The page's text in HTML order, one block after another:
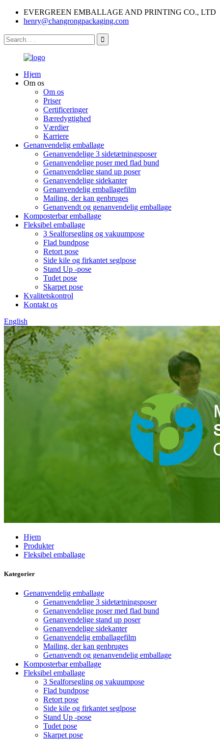
EVERGREEN EMBALLAGE AND PRINTING CO., LTD
henry@changrongpackaging.com
Hjem
Om os
Om os
Priser
Certificeringer
Bæredygtighed
Værdier
Karriere
Genanvendelig emballage
Genanvendelige 3 sidetætningsposer
Genanvendelige poser med flad bund
Genanvendelige stand up poser
Genanvendelige sidekanter
Genanvendelig emballagefilm
Mailing, der kan genbruges
Genanvendt og genanvendelig emballage
Komposterbar emballage
Fleksibel emballage
3 Sealforsegling og vakuumpose
Flad bundpose
Retort pose
Side kile og firkantet seglpose
Stand Up -pose
Tudet pose
Skarpet pose
Kvalitetskontrol
Kontakt os
English
Hjem
Produkter
Fleksibel emballage
Kategorier
Genanvendelig emballage
Genanvendelige 3 sidetætningsposer
Genanvendelige poser med flad bund
Genanvendelige stand up poser
Genanvendelige sidekanter
Genanvendelig emballagefilm
Mailing, der kan genbruges
Genanvendt og genanvendelig emballage
Komposterbar emballage
Fleksibel emballage
3 Sealforsegling og vakuumpose
Flad bundpose
Retort pose
Side kile og firkantet seglpose
Stand Up -pose
Tudet pose
Skarpet pose